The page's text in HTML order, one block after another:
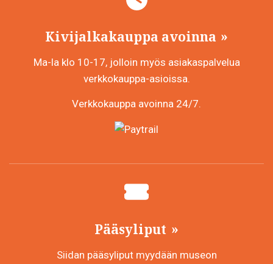
Kivijalkakauppa avoinna
Ma-la klo 10-17, jolloin myös asiakaspalvelua
verkkokauppa-asioissa.
Verkkokauppa avoinna 24/7.
Pääsyliput
Siidan pääsyliput myydään museon